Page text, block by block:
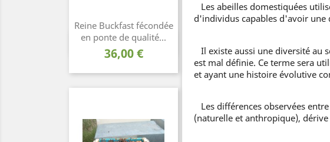
Les abeilles domestiquées
d'individus capables d'avoir une
Il existe aussi une diversité au
est mal définie. Ce terme sera
et ayant une histoire évolutive
Les différences observées
(naturelle et anthropique),
Reine Buckfast fécondée
en ponte de qualité...
Prix
36,00 €
Aperçu rapide